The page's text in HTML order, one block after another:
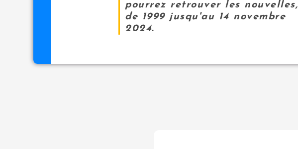
pourrez retrouver les nouvelles,
de 1999 jusqu'au 14 novembre
2024.